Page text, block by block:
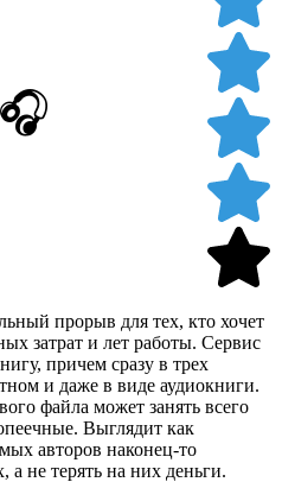
прорыв для тех, кто хочет
затрат и лет работы. Сервис
причем сразу в трех
и даже в виде аудиокниги.
файла может занять всего
Выглядит как
авторов наконец-то
а не терять на них деньги.